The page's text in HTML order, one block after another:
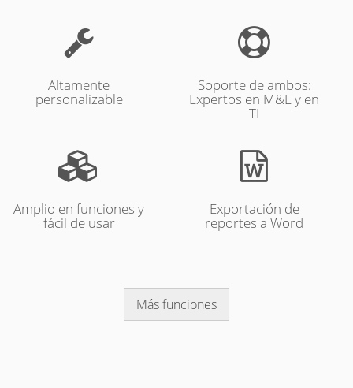
Altamente
personalizable
Soporte de ambos:
Expertos en M&E y en
TI
Amplio en funciones y
fácil de usar
Exportación de
reportes a Word
Más funciones